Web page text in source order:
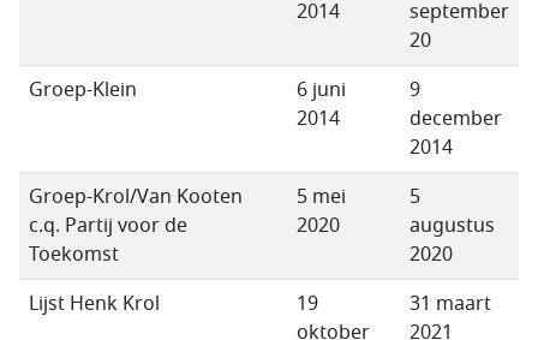
2014
september
20
Groep-Klein
6 juni
2014
9
december
2014
Groep-Krol/Van Kooten
c.q. Partij voor de
Toekomst
5 mei
2020
5
augustus
2020
Lijst Henk Krol
19
oktober
31 maart
2021